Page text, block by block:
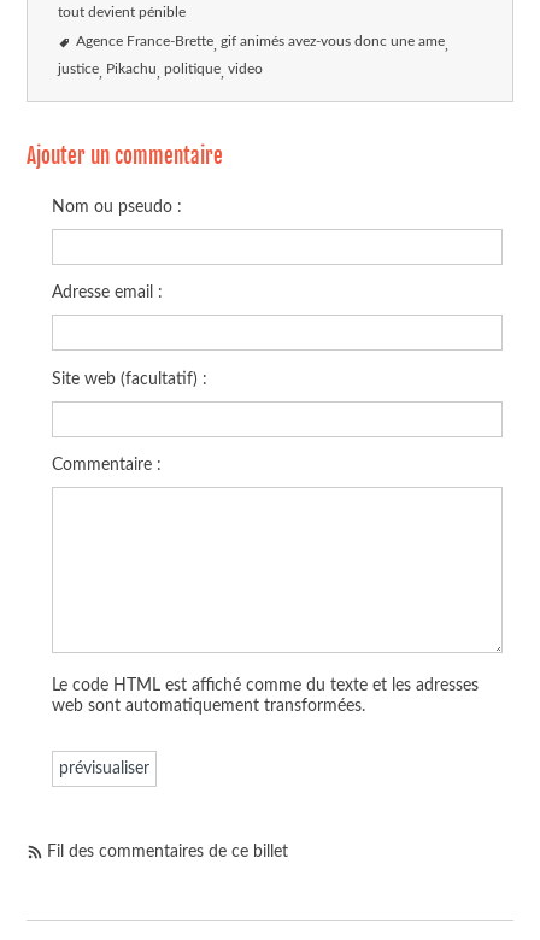
tout devient pénible
Agence France-Brette gif animés avez-vous donc une ame
justice Pikachu politique video
Ajouter un commentaire
Nom ou pseudo :
Adresse email :
Site web (facultatif) :
Commentaire :
Le code HTML est affiché comme du texte et les adresses
web sont automatiquement transformées.
Fil des commentaires de ce billet